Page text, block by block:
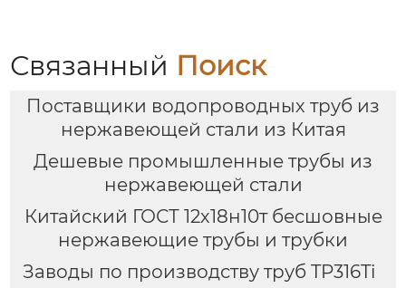
Связанный Поиск
Поставщики водопроводных труб из
нержавеющей стали из Китая
Дешевые промышленные трубы из
нержавеющей стали
Китайский ГОСТ 12х18н10т бесшовные
нержавеющие трубы и трубки
Заводы по производству труб TP316Ti